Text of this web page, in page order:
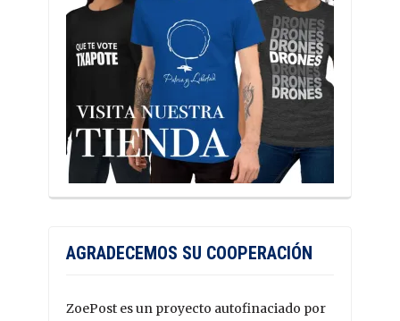
AGRADECEMOS SU COOPERACIÓN
ZoePost es un proyecto autofinaciado por